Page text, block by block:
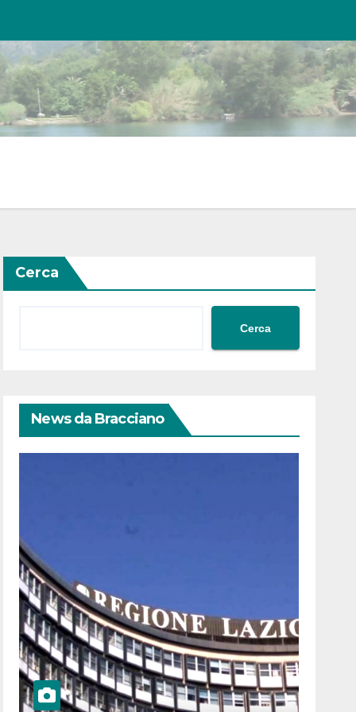
Cerca
Cerca
News da Bracciano